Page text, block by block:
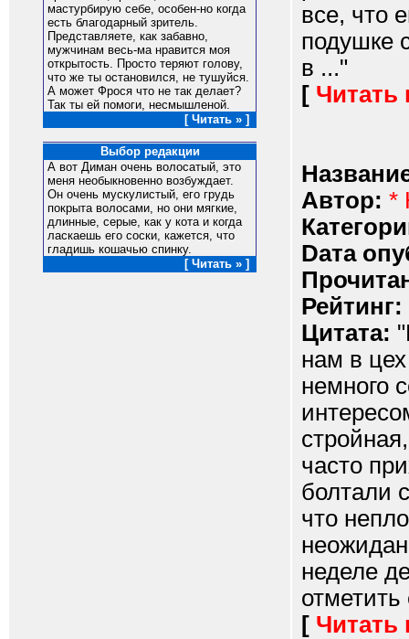
мастурбирую себе, особен-но когда
есть благодарный зритель.
Представляете, как забавно,
мужчинам весь-ма нравится моя
открытость. Просто теряют голову,
что же ты остановился, не тушуйся.
А может Фрося что не так делает?
Так ты ей помоги, несмышленой.
[ Читать » ]
Выбор редакции
А вот Диман очень волосатый, это
меня необыкновенно возбуждает.
Он очень мускулистый, его грудь
покрыта волосами, но они мягкие,
длинные, серые, как у кота и когда
ласкаешь его соски, кажется, что
гладишь кошачью спинку.
[ Читать » ]
все, что
подушке
в ..."
[ Читать
Автор: *
Dата
Рейтинг:
Цитата:
нам в
немного
часто
болтали
что
неделе
отметить
[ Читать